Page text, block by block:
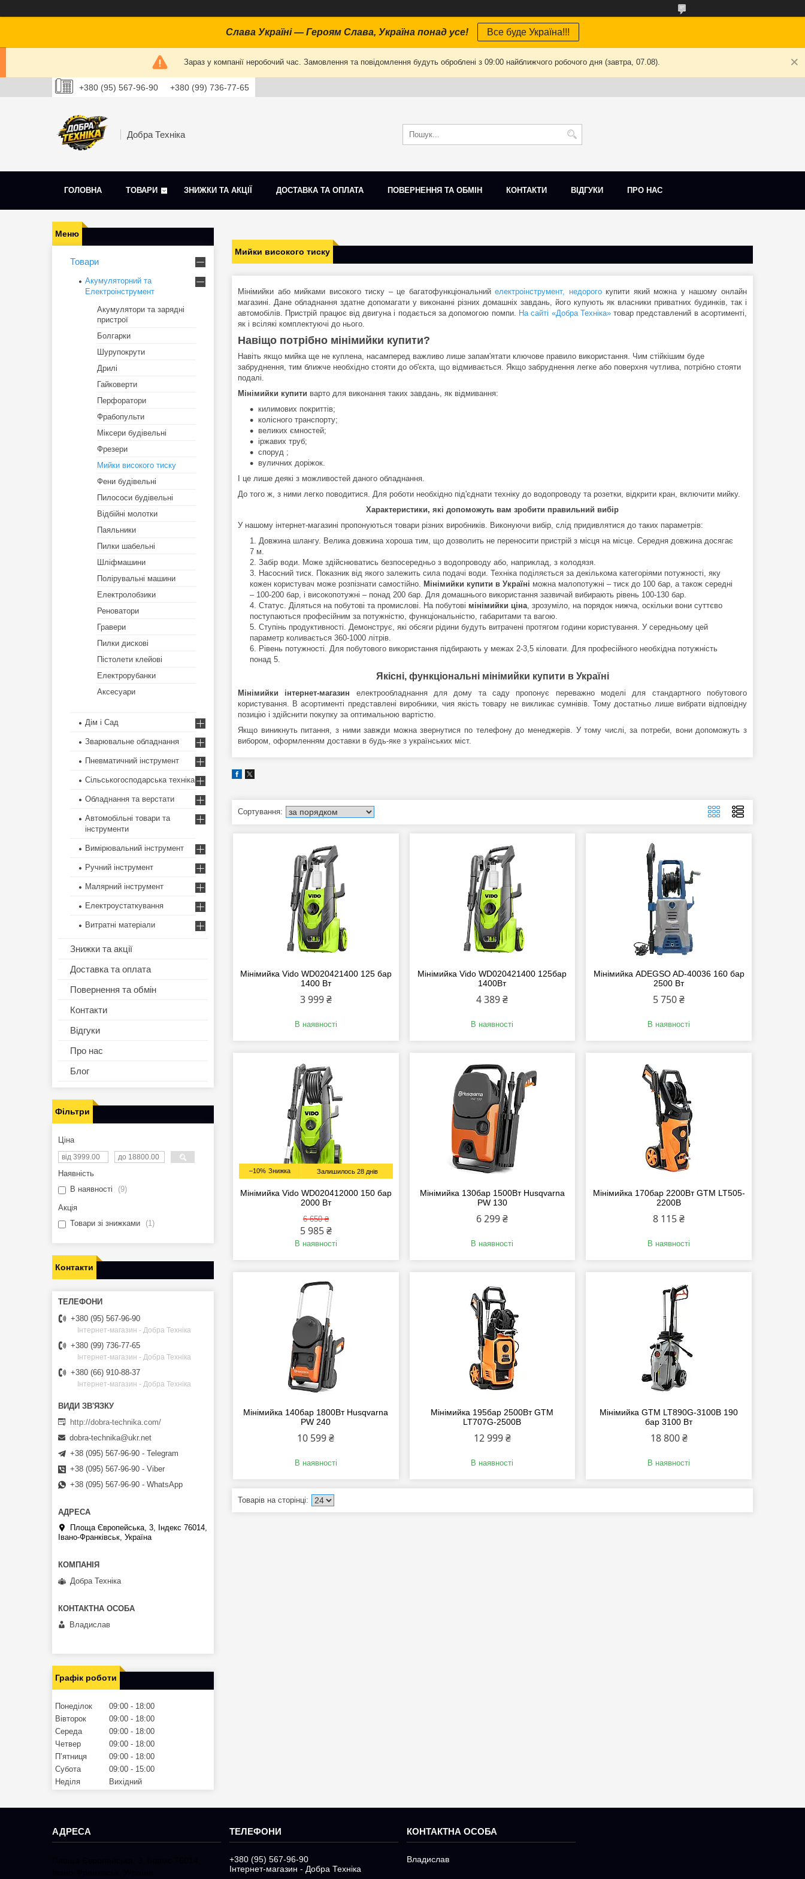
Слава Україні — Героям Слава, Україна понад усе! Все буде Україна!!!
Зараз у компанії неробочий час. Замовлення та повідомлення будуть оброблені з 09:00 найближчого робочого дня (завтра, 07.08).
+380 (95) 567-96-90 +380 (99) 736-77-65
Добра Техніка
ГОЛОВНА ТОВАРИ ЗНИЖКИ ТА АКЦІЇ ДОСТАВКА ТА ОПЛАТА ПОВЕРНЕННЯ ТА ОБМІН КОНТАКТИ ВІДГУКИ ПРО НАС
Мийки високого тиску
Мінімийки або мийками високого тиску – це багатофункціональнийелектроінструмент, недорогокупити який можна у нашому онлайн
магазині. Дане обладнання здатне допомагати у виконанні різних домашніх завдань, його купують як власники приватних будинків, так і
автомобілів. Пристрій працює від двигуна і подається за допомогою помпи. На сайті «Добра Техніка»товар представлений в асортименті,
як і всілякі комплектуючі до нього.
Навіщо потрібно мінімийки купити?
Навіть якщо мийка ще не куплена, насамперед важливо лише запам'ятати ключове правило використання. Чим стійкішим буде
забруднення, тим ближче необхідно стояти до об'єкта, що відмивається. Якщо забруднення легке або поверхня чутлива, потрібно стояти
подалі.
Мінімийки купити варто для виконання таких завдань, як відмивання:
килимових покриттів;
колісного транспорту;
великих ємностей;
іржавих труб;
споруд ;
вуличних доріжок.
І це лише деякі з можливостей даного обладнання.
До того ж, з ними легко поводитися. Для роботи необхідно під'єднати техніку до водопроводу та розетки, відкрити кран, включити мийку.
Характеристики, які допоможуть вам зробити правильний вибір
У нашому інтернет-магазині пропонуються товари різних виробників. Виконуючи вибір, слід придивлятися до таких параметрів:
Довжина шлангу. Велика довжина хороша тим, що дозволить не переносити пристрій з місця на місце. Середня довжина досягає
7 м.
Забір води. Може здійснюватись безпосередньо з водопроводу або, наприклад, з колодязя.
Насосний тиск. Показник від якого залежить сила подачі води. Техніка поділяється за декількома категоріями потужності, яку
кожен користувач може розпізнати самостійно. Мінімийки купити в Україні можна малопотужні – тиск до 100 бар, а також середні
– 100-200 бар, і високопотужні – понад 200 бар. Для домашнього використання зазвичай вибирають рівень 100-130 бар.
Статус. Діляться на побутові та промислові. На побутові мінімийки ціна, зрозуміло, на порядок нижча, оскільки вони суттєво
поступаються професійним за потужністю, функціональністю, габаритами та вагою.
Ступінь продуктивності. Демонструє, які обсяги рідини будуть витрачені протягом години користування. У середньому цей
параметр коливається 360-1000 літрів.
Рівень потужності. Для побутового використання підбирають у межах 2-3,5 кіловати. Для професійного необхідна потужність
понад 5.
Якісні, функціональні мінімийки купити в Україні
Мінімийки інтернет-магазин
електрообладнання для дому та саду пропонує переважно моделі для стандартного побутового
користування. В асортименті представлені виробники, чия якість товару не викликає сумнівів. Тому достатньо лише вибрати відповідну
позицію і здійснити покупку за оптимальною вартістю.
Якщо виникнуть питання, з ними завжди можна звернутися по телефону до менеджерів. У тому числі, за потреби, вони допоможуть з
вибором, оформленням доставки в будь-яке з українських міст.
Мінімийка Vido WD020421400 125 бар
1400 Вт
3 999 ₴
В наявності
Мінімийка Vido WD020421400 125бар
1400Вт
4 389 ₴
В наявності
Мінімийка ADEGSO AD-40036 160 бар
2500 Вт
5 750 ₴
В наявності
–10% Залишилось 28 днів
Мінімийка Vido WD020412000 150 бар
2000 Вт
6 650 ₴
5 985 ₴
В наявності
Мінімийка 130бар 1500Вт Husqvarna
PW 130
6 299 ₴
В наявності
Мінімийка 170бар 2200Вт GTM LT505-
2200B
8 115 ₴
В наявності
Мінімийка 140бар 1800Вт Husqvarna
PW 240
10 599 ₴
В наявності
Мінімийка 195бар 2500Вт GTM
LT707G-2500B
12 999 ₴
В наявності
Мінімийка GTM LT890G-3100B 190
бар 3100 Вт
18 800 ₴
В наявності
Товари
Акумуляторний та
Електроінструмент
Акумулятори та зарядні
пристрої
Болгарки
Шурупокрути
Дрилі
Гайковерти
Перфоратори
Фрабопульти
Міксери будівельні
Фрезери
Мийки високого тиску
Фени будівельні
Пилососи будівельні
Відбійні молотки
Паяльники
Пилки шабельні
Шліфмашини
Полірувальні машини
Електролобзики
Реноватори
Гравери
Пилки дискові
Пістолети клейові
Електрорубанки
Аксесуари
Дім і Сад
Зварювальне обладнання
Пневматичний інструмент
Сільськогосподарська техніка
Обладнання та верстати
Автомобільні товари та
інструменти
Вимірювальний інструмент
Ручний інструмент
Малярний інструмент
Електроустаткування
Витратні матеріали
Знижки та акції
Доставка та оплата
Повернення та обмін
Контакти
Відгуки
Про нас
Блог
Фільтри
Ціна
Наявність
В наявності
9
Акція
Товари зі знижками
1
Контакти
+380 (95) 567-96-90
Інтернет-магазин - Добра Техніка
+380 (99) 736-77-65
Інтернет-магазин - Добра Техніка
+380 (66) 910-88-37
Інтернет-магазин - Добра Техніка
http://dobra-technika.com/
dobra-technika@ukr.net
+38 (095) 567-96-90 - Telegram
+38 (095) 567-96-90 - Viber
+38 (095) 567-96-90 - WhatsApp
Площа Європейська, 3, Індекс 76014,
Івано-Франківськ, Україна
Добра Техніка
Владислав
Графік роботи
Понеділок 09:00
18:00
Вівторок
09:00
18:00
Середа
09:00
18:00
Четвер
09:00
18:00
Пʼятниця
09:00
18:00
Субота
09:00
15:00
Неділя
Вихідний
+380 (95) 567-96-90
Інтернет-магазин - Добра Техніка
Владислав